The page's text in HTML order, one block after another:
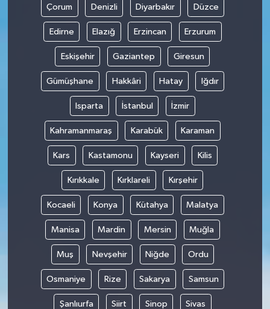
Çorum Denizli Diyarbakır Düzce
Edirne Elazığ Erzincan Erzurum
Eskişehir Gaziantep Giresun
Gümüşhane Hakkâri Hatay Iğdır
Isparta İstanbul İzmir
Kahramanmaraş Karabük Karaman
Kars Kastamonu Kayseri Kilis
Kırıkkale Kırklareli Kırşehir
Kocaeli Konya Kütahya Malatya
Manisa Mardin Mersin Muğla
Muş Nevşehir Niğde Ordu
Osmaniye Rize Sakarya Samsun
Şanlıurfa Siirt Sinop Sivas